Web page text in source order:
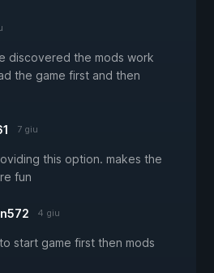
discovered the mods work
the game first and then
7 giu
this option. makes the
fun
4 giu
start game first then mods